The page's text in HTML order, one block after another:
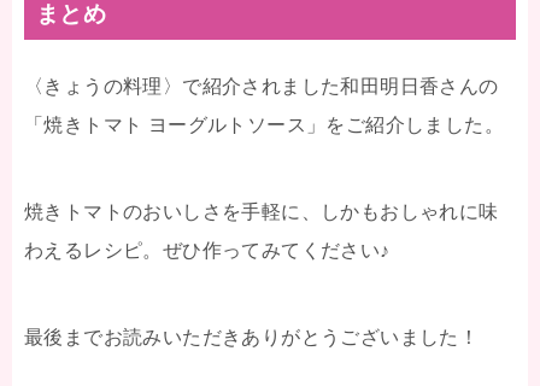
まとめ
〈きょうの料理〉で紹介されました和田明日香さんの
「焼きトマト ヨーグルトソース」をご紹介しました。
焼きトマトのおいしさを手軽に、しかもおしゃれに味
わえるレシピ。ぜひ作ってみてください♪
最後までお読みいただきありがとうございました！